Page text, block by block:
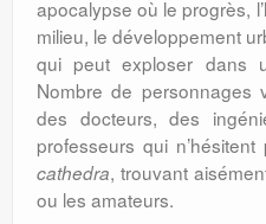
apocalypse où le progrès,
milieu, le développement
qui peut exploser dans
Nombre de personnages
des docteurs, des
professeurs qui
cathedra, trouvant
ou les amateurs.